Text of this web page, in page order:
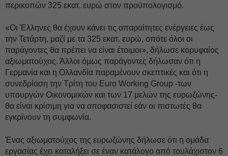
περικοπών 325 εκατ. ευρώ στον προϋπολογισμό.
«Οι Έλληνες θα έχουν κάνει τις απαραίτητες ενέργειες έως
την Τετάρτη, μαζί με τα 325 εκατ. ευρώ, οπότε όλοι οι
παράγοντες θα πρέπει να είναι έτοιμοι», δήλωσε κορυφαίος
αξιωματούχος. Άλλοι όμως παράγοντες δήλωσαν ότι η
Γερμανία και η Ολλανδία παραμένουν σκεπτικές και ότι η
συνεδρίαση την Τρίτη του Εuro Working Group -των
υπουργών Οικονομικών και των 17 μελών της ευρωζώνης-
θα είναι κρίσιμη για να αποφασιστεί εάν οι πιστωτές θα
εγκρίνουν τη συμφωνία.
Ένας αξιωματούχος της ευρωζώνης δήλωσε ότι η ομάδα
εργασίας έχει καταλήξει σε έναν κατάλογο από τουλάχιστον 6